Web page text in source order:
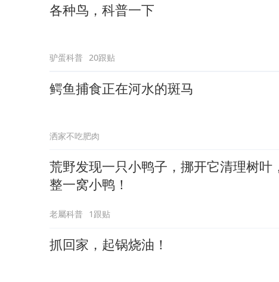
各种鸟，科普一下
驴蛋科普 20跟贴
鳄鱼捕食正在河水的斑马
洒家不吃肥肉
荒野发现一只小鸭子，挪开它清理树叶
整一窝小鸭！
老屬科普 1跟贴
抓回家，起锅烧油！